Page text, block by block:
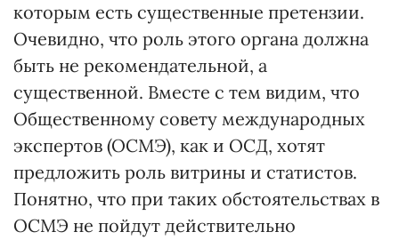
которым есть существенные претензии.
Очевидно, что роль этого органа должна
быть не рекомендательной, а
существенной. Вместе с тем видим, что
Общественному совету международных
экспертов (ОСМЭ), как и ОСД, хотят
предложить роль витрины и статистов.
Понятно, что при таких обстоятельствах в
ОСМЭ не пойдут действительно